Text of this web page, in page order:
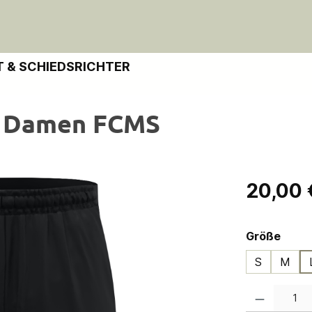
& SCHIEDSRICHTER
FCMS
Regulärer
20,00
Größe
S
M